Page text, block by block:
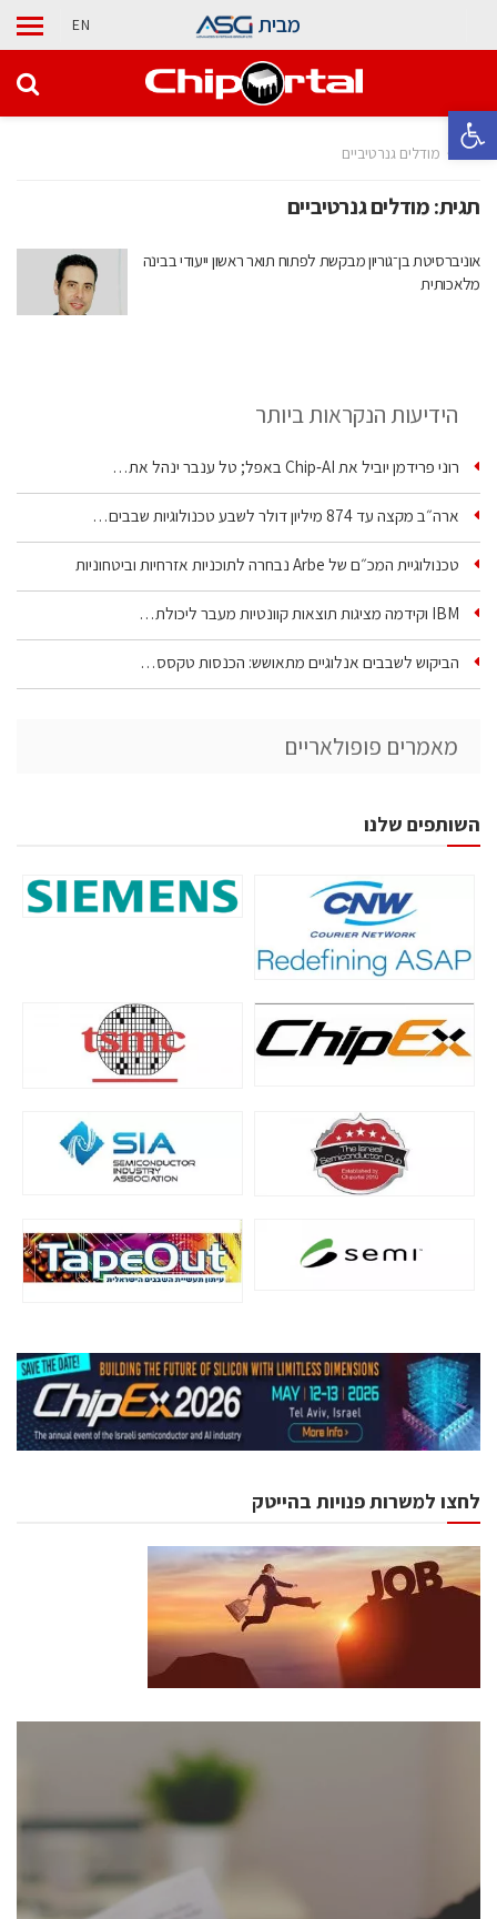
פתח סרגל נגישות
מבית EN
בית מודלים גנרטיביים
תגית:מודלים גנרטיביים
אוניברסיטת בן־גוריון מבקשת לפתוח תואר ראשון ייעודי בבינה
מלאכותית
הידיעות הנקראות ביותר
רוני פרידמן יוביל את Chip‑AI באפל; טל ענבר ינהל את…
ארה״ב מקצה עד 874 מיליון דולר לשבע טכנולוגיות שבבים…
טכנולוגיית המכ״ם של Arbe נבחרה לתוכניות אזרחיות וביטחוניות
IBM וקידמה מציגות תוצאות קוונטיות מעבר ליכולת…
הביקוש לשבבים אנלוגיים מתאושש: הכנסות טקסס…
מאמרים פופולאריים
השותפים שלנו
לחצו למשרות פנויות בהייטק
כנסים ואירועים
לכל העוסקים בתעשיית הסמיקונדקטור כולל מהנדסים,